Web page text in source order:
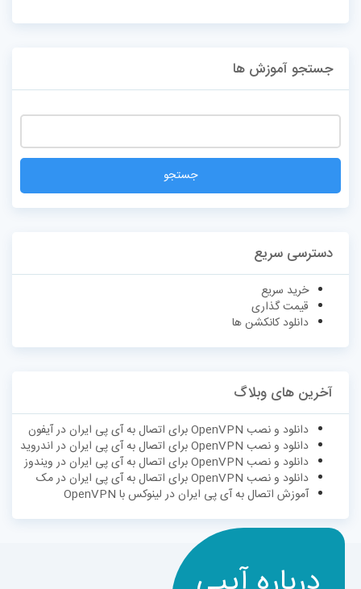
جستجو آموزش ها
دسترسی سریع
خرید سریع
قیمت گذاری
دانلود کانکشن ها
آخرین های وبلاگ
دانلود و نصب OpenVPN برای اتصال به آی پی ایران در آیفون
دانلود و نصب OpenVPN برای اتصال به آی پی ایران در اندروید
دانلود و نصب OpenVPN برای اتصال به آی پی ایران در ویندوز
دانلود و نصب OpenVPN برای اتصال به آی پی ایران در مک
آموزش اتصال به آی پی ایران در لینوکس با OpenVPN